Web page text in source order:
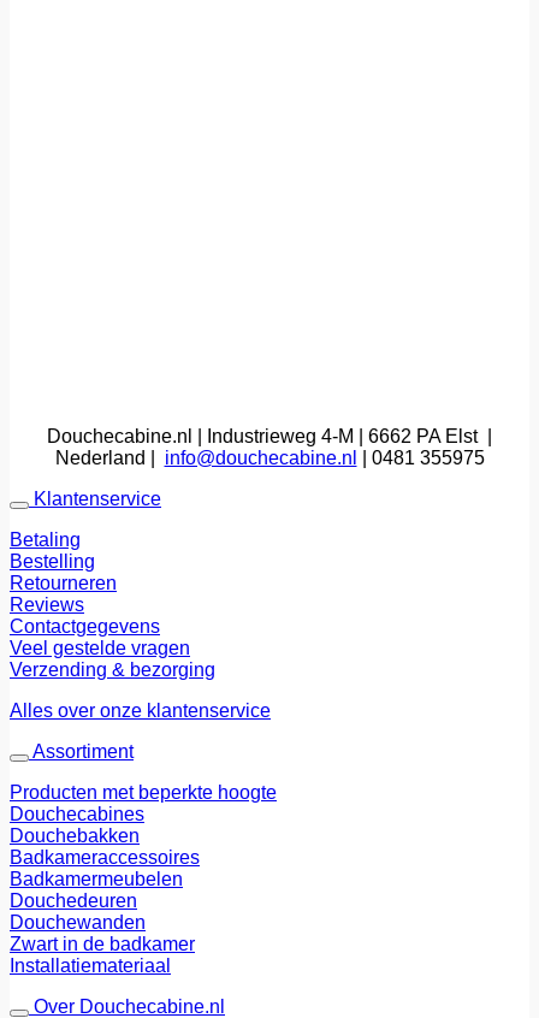
Douchecabine.nl | Industrieweg 4-M | 6662 PA Elst |
Nederland | info@douchecabine.nl
| 0481 355975
Klantenservice
Betaling
Bestelling
Retourneren
Reviews
Contactgegevens
Veel gestelde vragen
Verzending & bezorging
Alles over onze klantenservice
Assortiment
Producten met beperkte hoogte
Douchecabines
Douchebakken
Badkameraccessoires
Badkamermeubelen
Douchedeuren
Douchewanden
Zwart in de badkamer
Installatiemateriaal
Over Douchecabine.nl